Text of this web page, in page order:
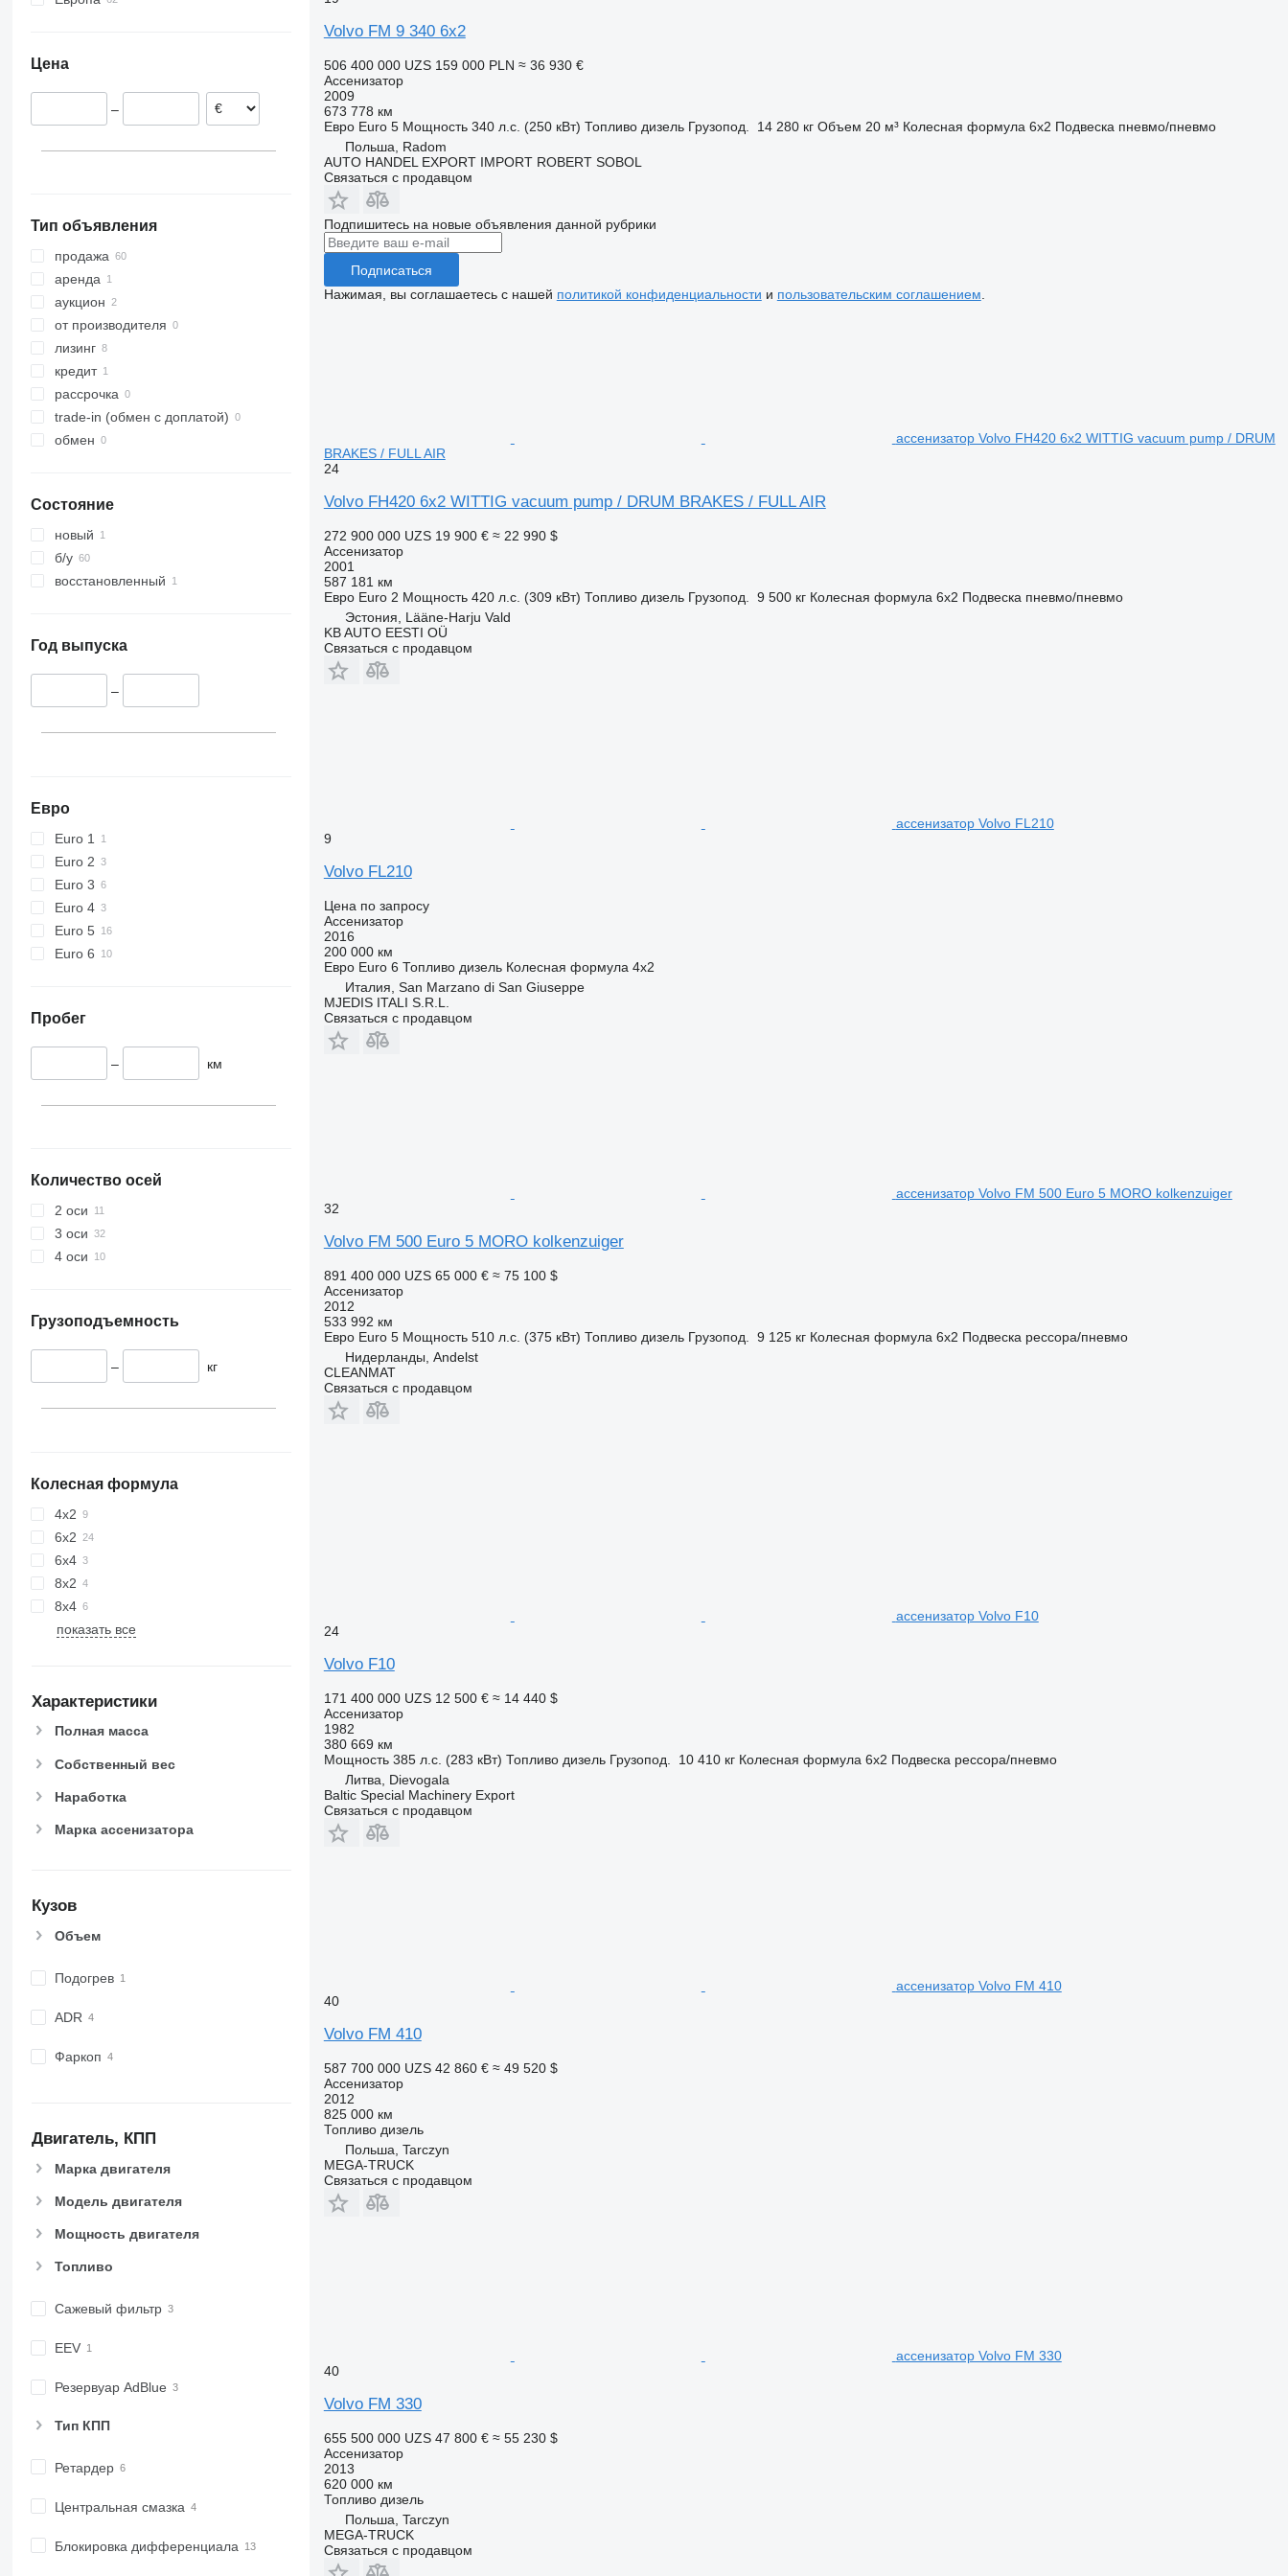
FM 420
FM 450
Литва
Германия
Цена
–
Тип объявления
продажа
аренда
аукцион
от производителя
лизинг
кредит
рассрочка
trade-in (обмен с доплатой)
обмен
Состояние
новый
б/у
восстановленный
Год выпуска
–
Евро
Euro 1
Euro 2
Euro 3
Euro 4
Euro 5
Euro 6
Пробег
– км
Количество осей
2 оси
3 оси
4 оси
Грузоподъемность
– кг
Колесная формула
4x2
6x2
6x4
8x2
8x4
показать все
Характеристики
Полная масса
Собственный вес
Наработка
Марка ассенизатора
Кузов
Объем
Подогрев
ADR
Фаркоп
Двигатель, КПП
Марка двигателя
Модель двигателя
Мощность двигателя
Топливо
Сажевый фильтр
EEV
Резервуар AdBlue
Тип КПП
Ретардер
Центральная смазка
Блокировка дифференциала
Volvo FM 9 340 6x2
506 400 000 UZS 159 000 PLN ≈ 36 930 €
Ассенизатор
2009
673 778 км
Евро Euro 5 Мощность 340 л.с. (250 кВт) Топливо дизель Грузопод. 14 280 кг Объем 20 м³ Колесная формула 6x2 Подвеска пневмо/пневмо
Польша, Radom
AUTO HANDEL EXPORT IMPORT ROBERT SOBOL
Связаться с продавцом
Подпишитесь на новые объявления данной рубрики
Подписаться
Нажимая, вы соглашаетесь с нашей политикой конфиденциальности и пользовательским соглашением
ассенизатор Volvo FH420 6x2 WITTIG vacuum pump / DRUM
BRAKES / FULL AIR
24
Volvo FH420 6x2 WITTIG vacuum pump / DRUM BRAKES / FULL AIR
272 900 000 UZS 19 900 € ≈ 22 990 $
Ассенизатор
2001
587 181 км
Евро Euro 2 Мощность 420 л.с. (309 кВт) Топливо дизель Грузопод. 9 500 кг Колесная формула 6x2 Подвеска пневмо/пневмо
Эстония, Lääne-Harju Vald
KB AUTO EESTI OÜ
Связаться с продавцом
ассенизатор Volvo FL210
9
Volvo FL210
Цена по запросу
Ассенизатор
2016
200 000 км
Евро Euro 6 Топливо дизель Колесная формула 4x2
Италия, San Marzano di San Giuseppe
MJEDIS ITALI S.R.L.
Связаться с продавцом
ассенизатор Volvo FM 500 Euro 5 MORO kolkenzuiger
32
Volvo FM 500 Euro 5 MORO kolkenzuiger
891 400 000 UZS 65 000 € ≈ 75 100 $
Ассенизатор
2012
533 992 км
Евро Euro 5 Мощность 510 л.с. (375 кВт) Топливо дизель Грузопод. 9 125 кг Колесная формула 6x2 Подвеска рессора/пневмо
Нидерланды, Andelst
CLEANMAT
Связаться с продавцом
ассенизатор Volvo F10
24
Volvo F10
171 400 000 UZS 12 500 € ≈ 14 440 $
Ассенизатор
1982
380 669 км
Мощность 385 л.с. (283 кВт) Топливо дизель Грузопод. 10 410 кг Колесная формула 6x2 Подвеска рессора/пневмо
Литва, Dievogala
Baltic Special Machinery Export
Связаться с продавцом
ассенизатор Volvo FM 410
40
Volvo FM 410
587 700 000 UZS 42 860 € ≈ 49 520 $
Ассенизатор
2012
825 000 км
Топливо дизель
Польша, Tarczyn
MEGA-TRUCK
Связаться с продавцом
ассенизатор Volvo FM 330
40
Volvo FM 330
655 500 000 UZS 47 800 € ≈ 55 230 $
Ассенизатор
2013
620 000 км
Топливо дизель
Польша, Tarczyn
MEGA-TRUCK
Связаться с продавцом